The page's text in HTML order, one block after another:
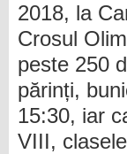
2018, la
Crosul
peste 250
părinți,
15:30, iar
VIII,